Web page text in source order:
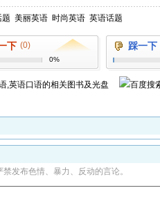
题 美丽英语 时尚英语 英语话题
下 (0)
0%
踩一下
,英语口语的相关图书及光盘
发布色情、暴力、反动的言论。